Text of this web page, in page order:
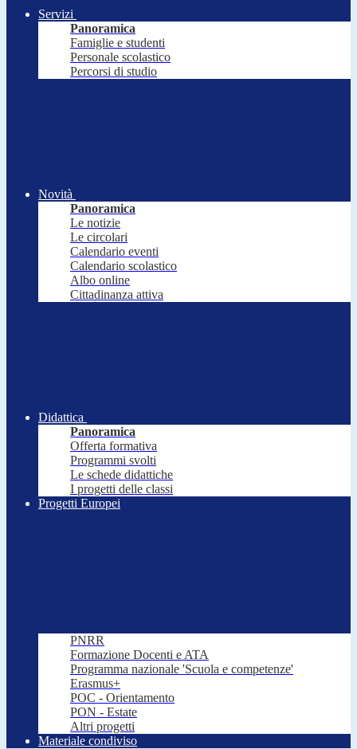
Servizi
Panoramica
Famiglie e studenti
Personale scolastico
Percorsi di studio
Novità
Panoramica
Le notizie
Le circolari
Calendario eventi
Calendario scolastico
Albo online
Cittadinanza attiva
Didattica
Panoramica
Offerta formativa
Programmi svolti
Le schede didattiche
I progetti delle classi
Progetti Europei
PNRR
Formazione Docenti e ATA
Programma nazionale 'Scuola e competenze'
Erasmus+
POC - Orientamento
PON - Estate
Altri progetti
Materiale condiviso